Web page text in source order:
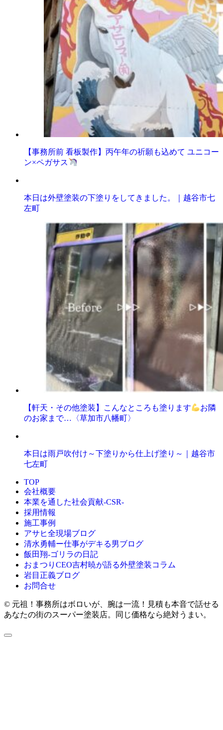
【事務所前 看板製作】丙午年の祈願も込めて ユニコー
ン×ペガサス
本日は外壁塗装の下塗りをしてきました。｜越谷市七
左町
【軒天・その他塗装】こんなところも塗ります
お隣
のお家まで…〈草加市八幡町〉
本日は雨戸吹付け～下塗りから仕上げ塗り～｜越谷市
七左町
TOP
会社概要
本業を通した社会貢献-CSR-
採用情報
施工事例
アサヒ全現場ブログ
清水勇輔ー仕事がデキる男ブログ
飯田翔-ゴリラの日記
おまつりCEO吉村暁が語る外壁塗装コラム
岩目正義ブログ
お問合せ
© 元祖！事務所はボロいが、腕は一流！見積も本音で話せる
あなたの街のスーパー塗装店。同じ価格なら絶対うまい。